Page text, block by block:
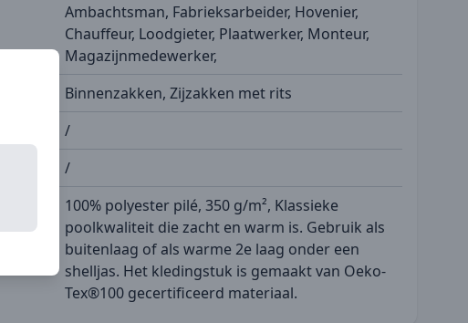
Ambachtsman, Fabrieksarbeider, Hovenier,
Chauffeur, Loodgieter, Plaatwerker, Monteur,
Magazijnmedewerker,
Binnenzakken, Zijzakken met rits
/
/
100% polyester pilé, 350 g/m², Klassieke
poolkwaliteit die zacht en warm is. Gebruik als
buitenlaag of als warme 2e laag onder een
shelljas. Het kledingstuk is gemaakt van Oeko-
Tex®100 gecertificeerd materiaal.